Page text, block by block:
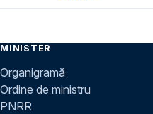
MINISTER
Organigramă
Ordine de ministru
PNRR